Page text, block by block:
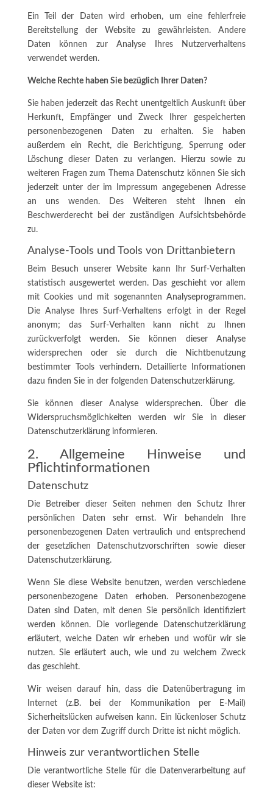
Ein Teil der Daten wird erhoben, um eine fehlerfreie
Bereitstellung der Website zu gewährleisten. Andere
Daten können zur Analyse Ihres Nutzerverhaltens
verwendet werden.
Welche Rechte haben Sie bezüglich Ihrer Daten?
Sie haben jederzeit das Recht unentgeltlich Auskunft über
Herkunft, Empfänger und Zweck Ihrer gespeicherten
personenbezogenen Daten zu erhalten. Sie haben
außerdem ein Recht, die Berichtigung, Sperrung oder
Löschung dieser Daten zu verlangen. Hierzu sowie zu
weiteren Fragen zum Thema Datenschutz können Sie sich
jederzeit unter der im Impressum angegebenen Adresse
an uns wenden. Des Weiteren steht Ihnen ein
Beschwerderecht bei der zuständigen Aufsichtsbehörde
zu.
Analyse-Tools und Tools von Drittanbietern
Beim Besuch unserer Website kann Ihr Surf-Verhalten
statistisch ausgewertet werden. Das geschieht vor allem
mit Cookies und mit sogenannten Analyseprogrammen.
Die Analyse Ihres Surf-Verhaltens erfolgt in der Regel
anonym; das Surf-Verhalten kann nicht zu Ihnen
zurückverfolgt werden. Sie können dieser Analyse
widersprechen oder sie durch die Nichtbenutzung
bestimmter Tools verhindern. Detaillierte Informationen
dazu finden Sie in der folgenden Datenschutzerklärung.
Sie können dieser Analyse widersprechen. Über die
Widerspruchsmöglichkeiten werden wir Sie in dieser
Datenschutzerklärung informieren.
2. Allgemeine Hinweise und
Pflichtinformationen
Datenschutz
Die Betreiber dieser Seiten nehmen den Schutz Ihrer
persönlichen Daten sehr ernst. Wir behandeln Ihre
personenbezogenen Daten vertraulich und entsprechend
der gesetzlichen Datenschutzvorschriften sowie dieser
Datenschutzerklärung.
Wenn Sie diese Website benutzen, werden verschiedene
personenbezogene Daten erhoben. Personenbezogene
Daten sind Daten, mit denen Sie persönlich identifiziert
werden können. Die vorliegende Datenschutzerklärung
erläutert, welche Daten wir erheben und wofür wir sie
nutzen. Sie erläutert auch, wie und zu welchem Zweck
das geschieht.
Wir weisen darauf hin, dass die Datenübertragung im
Internet (z.B. bei der Kommunikation per E-Mail)
Sicherheitslücken aufweisen kann. Ein lückenloser Schutz
der Daten vor dem Zugriff durch Dritte ist nicht möglich.
Hinweis zur verantwortlichen Stelle
Die verantwortliche Stelle für die Datenverarbeitung auf
dieser Website ist: